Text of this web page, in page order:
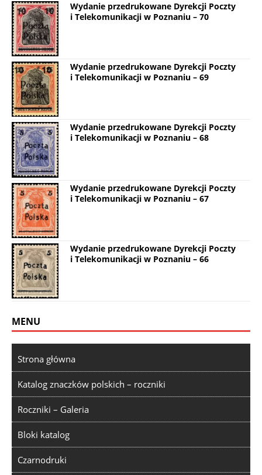
Wydanie przedrukowane Dyrekcji Poczty
i Telekomunikacji w Poznaniu – 70
Wydanie przedrukowane Dyrekcji Poczty
i Telekomunikacji w Poznaniu – 69
Wydanie przedrukowane Dyrekcji Poczty
i Telekomunikacji w Poznaniu – 68
Wydanie przedrukowane Dyrekcji Poczty
i Telekomunikacji w Poznaniu – 67
Wydanie przedrukowane Dyrekcji Poczty
i Telekomunikacji w Poznaniu – 66
MENU
Strona główna
Katalog znaczków polskich – roczniki
Roczniki – Galeria
Bloki katalog
Czarnodruki